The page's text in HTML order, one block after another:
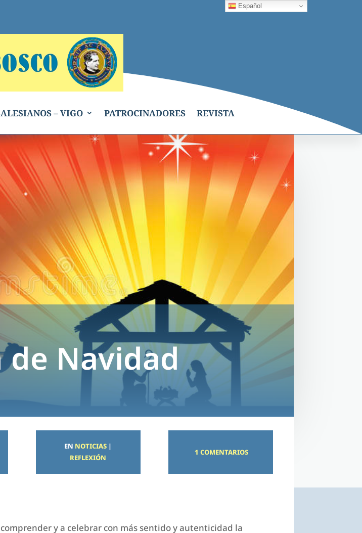
– VIGO PATROCINADORES REVISTA
de Navidad
EN NOTICIAS |
REFLEXIÓN
1 COMENTARIOS
y a celebrar con más sentido y autenticidad la
Español